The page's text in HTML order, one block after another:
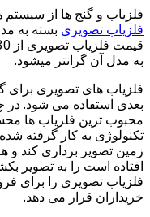
فلزیاب و گنج ها از سیستم
فلزیاب تصویری بسته به
به مدل آن گرانتر میشود.
فلزیاب های تصویری
بعدی استفاده می شود. در
محبوب ترین فلزیاب ها
تکنولوژی به کار گرفته
زمین تصویر برداری کند و
افتاده است را به تصویر
فلزیاب تصویری را برای
خریداران قرار می دهد.